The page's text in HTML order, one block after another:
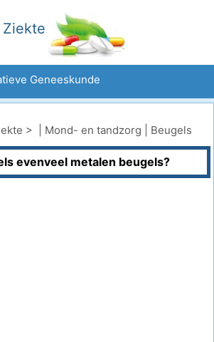
Ziekte
Geneeskunde
Kanker
Mond- En Tandzorg
> | Mond- en tandzorg Beugels
evenveel metalen beugels?